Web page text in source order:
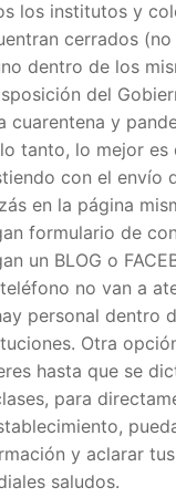
los institutos y
cerrados
dentro de los
del
cuarentena y
tanto, lo mejor es
con el envío
en la página
formulario de
un BLOG o
no van a
personal dentro
Otra
hasta que se
para
y aclarar
saludos.